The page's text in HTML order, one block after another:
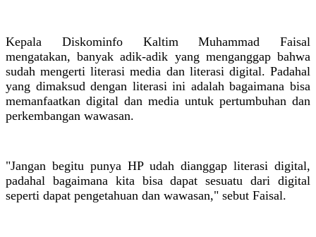
Kepala Diskominfo Kaltim Muhammad Faisal
mengatakan, banyak adik-adik yang menganggap bahwa
sudah mengerti literasi media dan literasi digital. Padahal
yang dimaksud dengan literasi ini adalah bagaimana bisa
memanfaatkan digital dan media untuk pertumbuhan dan
perkembangan wawasan.
"Jangan begitu punya HP udah dianggap literasi digital,
padahal bagaimana kita bisa dapat sesuatu dari digital
seperti dapat pengetahuan dan wawasan," sebut Faisal.